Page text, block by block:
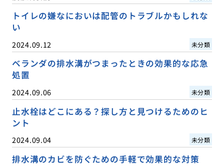
トイレの嫌なにおいは配管のトラブルかもしれな
い
2024.09.12 未分類
ベランダの排水溝がつまったときの効果的な応急
処置
2024.09.06 未分類
止水栓はどこにある？探し方と見つけるためのヒ
ント
2024.09.04 未分類
排水溝のカビを防ぐための手軽で効果的な対策